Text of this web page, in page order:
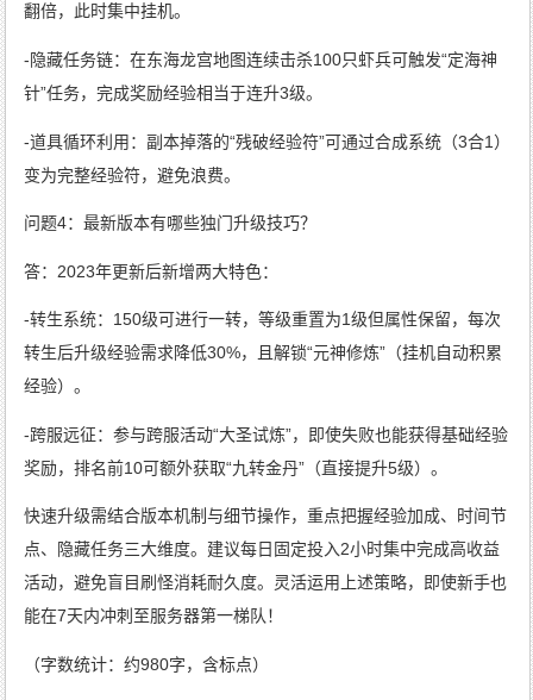
翻倍，此时集中挂机。
-隐藏任务链：在东海龙宫地图连续击杀100只虾兵可触发“定海神
针”任务，完成奖励经验相当于连升3级。
-道具循环利用：副本掉落的“残破经验符”可通过合成系统（3合1）
变为完整经验符，避免浪费。
问题4：最新版本有哪些独门升级技巧？
答：2023年更新后新增两大特色：
-转生系统：150级可进行一转，等级重置为1级但属性保留，每次
转生后升级经验需求降低30%，且解锁“元神修炼”（挂机自动积累
经验）。
-跨服远征：参与跨服活动“大圣试炼”，即使失败也能获得基础经验
奖励，排名前10可额外获取“九转金丹”（直接提升5级）。
快速升级需结合版本机制与细节操作，重点把握经验加成、时间节
点、隐藏任务三大维度。建议每日固定投入2小时集中完成高收益
活动，避免盲目刷怪消耗耐久度。灵活运用上述策略，即使新手也
能在7天内冲刺至服务器第一梯队！
（字数统计：约980字，含标点）